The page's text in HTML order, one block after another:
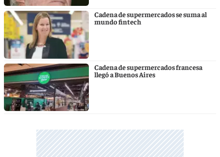
Cadena de supermercados se suma al
mundo fintech
Cadena de supermercados francesa
llegó a Buenos Aires